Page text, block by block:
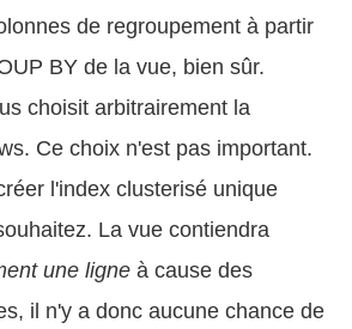
de regroupement à partir
BY de la vue, bien sûr.
choisit arbitrairement la
Ce choix n'est pas important.
l'index clusterisé unique
La vue contiendra
une ligneà cause des
il n'y a donc aucune chance de